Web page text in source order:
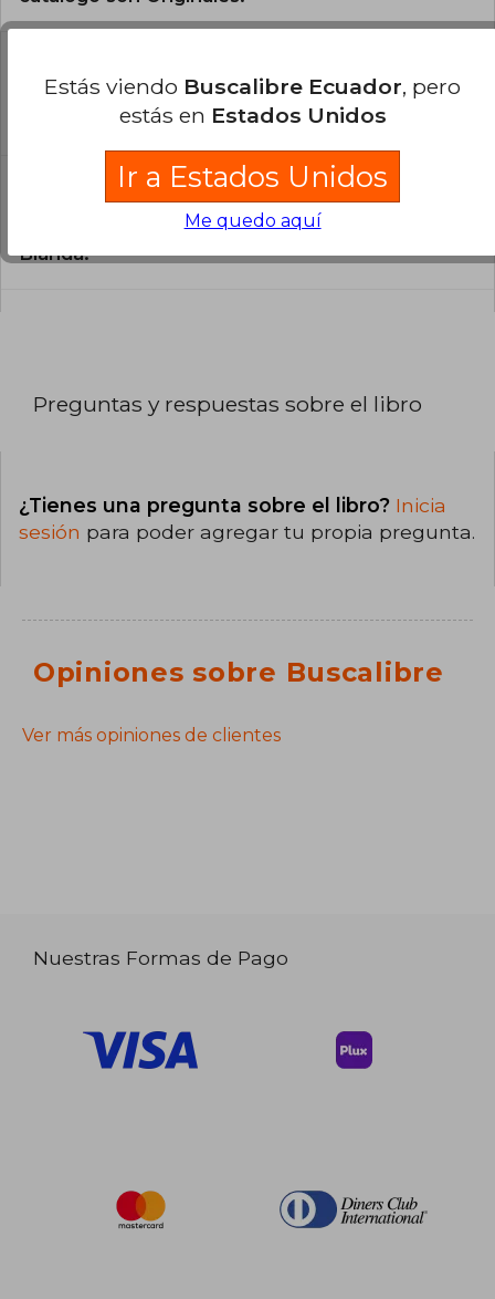
libro?
El libro está escrito en Inglés.
¿Cuál es la encuadernación de este libro?
La encuadernación de esta edición es Tapa
Blanda.
Preguntas y respuestas sobre el libro
¿Tienes una pregunta sobre el libro? Inicia
sesión para poder agregar tu propia pregunta.
Opiniones sobre Buscalibre
Ver más opiniones de clientes
Nuestras Formas de Pago
Estás viendo Buscalibre Ecuador, pero
estás en Estados Unidos
Ir a Estados Unidos
Me quedo aquí